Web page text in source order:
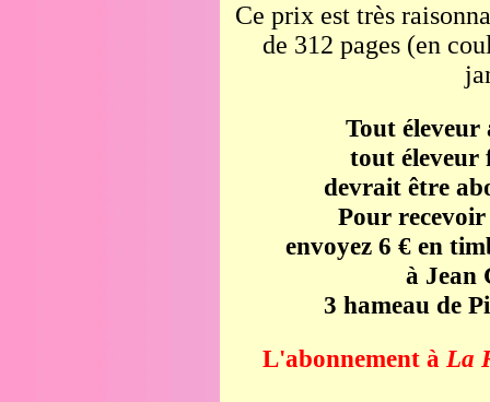
Ce prix est très
de 312 pages (en
Tout éleveur
tout éleveur
devrait être
Pour
envoyez 6 € en
à Jean
3 hameau de
L'abonnement à La